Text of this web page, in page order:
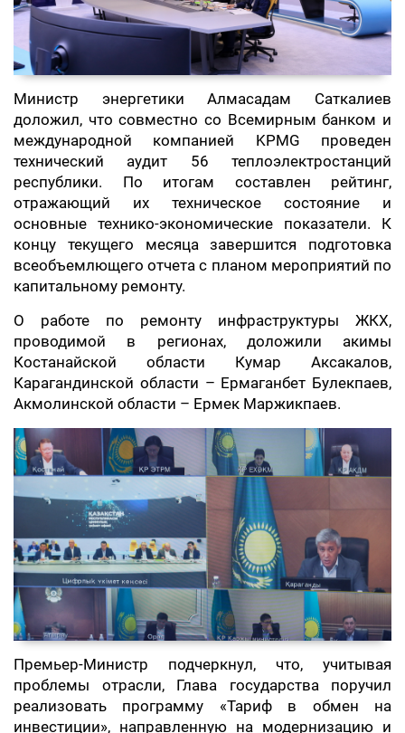
Министр энергетики Алмасадам Саткалиев
доложил, что совместно со Всемирным банком и
международной компанией KPMG проведен
технический аудит 56 теплоэлектростанций
республики. По итогам составлен рейтинг,
отражающий их техническое состояние и
основные технико-экономические показатели. К
концу текущего месяца завершится подготовка
всеобъемлющего отчета с планом мероприятий по
капитальному ремонту.
О работе по ремонту инфраструктуры ЖКХ,
проводимой в регионах, доложили акимы
Костанайской области Кумар Аксакалов,
Карагандинской области – Ермаганбет Булекпаев,
Акмолинской области – Ермек Маржикпаев.
Премьер-Министр подчеркнул, что, учитывая
проблемы отрасли, Глава государства поручил
реализовать программу «Тариф в обмен на
инвестиции», направленную на модернизацию и